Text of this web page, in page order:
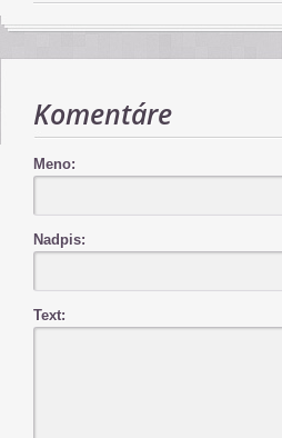
Komentáre
Meno:
Nadpis:
Text: